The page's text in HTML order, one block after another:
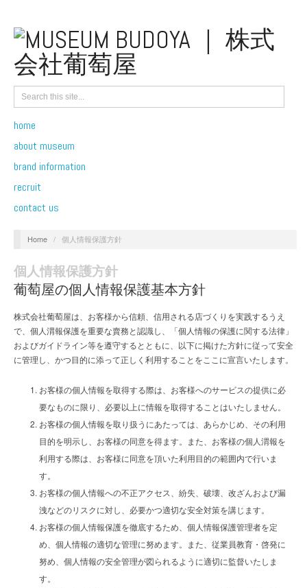
home
about museum
brand information
recruit
contact us
Home / 個人情報保護方針
個人情報保護方針
葡萄屋の個人情報保護基本方針
株式会社葡萄屋は、お客様から信頼、信用される店づくりを実践するうえ
で、個人渭報保護を重要な賣務と認識し、「個人情報の保護に関する法律」
およびガイドライン等を遵守するとともに、以下に掲けた方針に従って安全
に管理し、かつ目的に添って正しく利用することをここに宣言いたします。
お客様の個人情報を取得する際は、お客様へのサービスの提供に必
要なものに限り、必要以上に情報を取得することはいたしません。
お客様の個人情報を取り扱うにあたっては、あらかじめ、その利用
目的を明示し、お客様の同意を得ます。また、お客様の個人渭報を
利用する際は、お客様に同意を頂いた利用目的の範囲内で行いま
す。
お客様の個人情報への不正アクセス、紛失、破壊、改ざんおよび漏
洩などのリスクに対し、必要かつ適切な安全対策を講じます。
お客様の個人情報保護を徹底するため、個人情報保護管理者を定
め、個人情報の適切な管理に努めます。また、従業員教育・啓発に
努め、個人情報の安全管理が図られるように適切に監督いたしま
す。